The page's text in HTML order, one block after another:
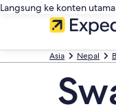
Langsung ke konten utama
Asia Nepal